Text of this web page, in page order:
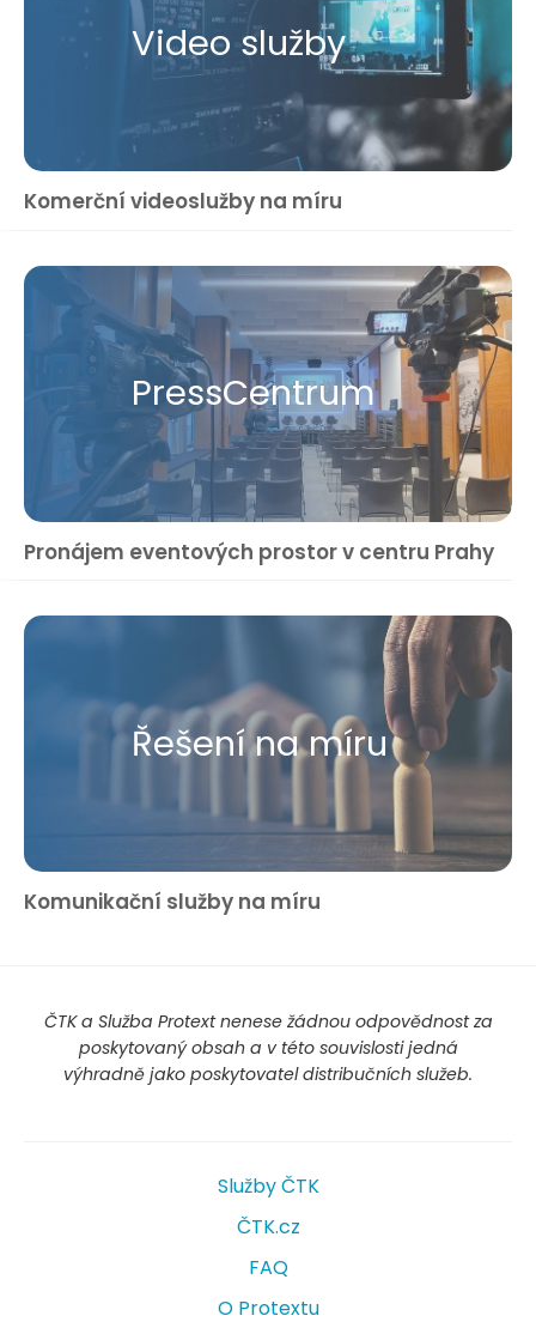
Video služby
Komerční videoslužby na míru
Press​Centrum
Pronájem eventových prostor v centru Prahy
Řešení na míru
Komunikační služby na míru
ČTK a Služba Protext nenese žádnou odpovědnost za
poskytovaný obsah a v této souvislosti jedná
výhradně jako poskytovatel distribučních služeb.
Služby ČTK
ČTK.cz
FAQ
O Protextu